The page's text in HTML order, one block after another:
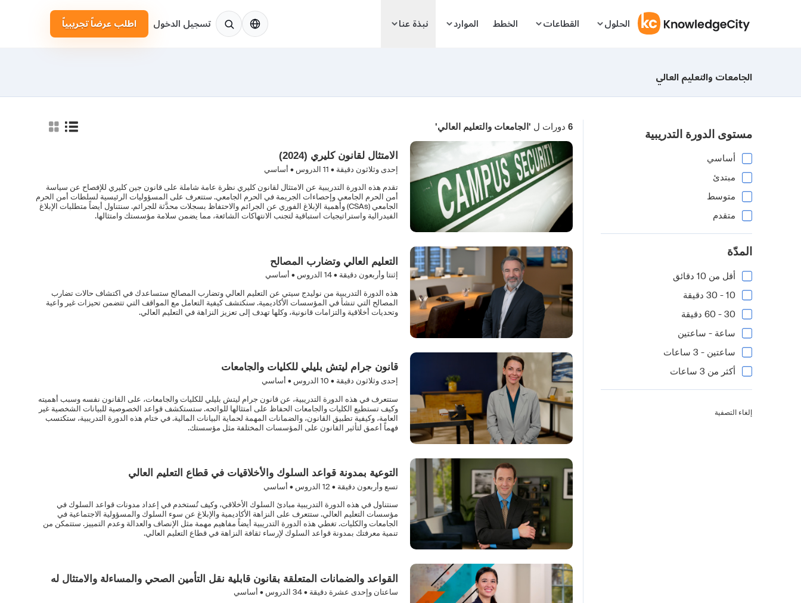
الحلول القطاعات الخطط الموارد نبذة عنا الإنجليزية تسجيل الدخول اطلب عرضاً تجريبياً
الجامعات والتعليم العالي
مستوى الدورة التدريبية
أساسي
مبتدئ
متوسط
متقدم
المدّة
أقل من 10 دقائق
10 - 30 دقيقة
30 - 60 دقيقة
ساعة - ساعتين
ساعتين - 3 ساعات
أكثر من 3 ساعات
إلغاء التصفية
6 دورات ل 'الجامعات والتعليم العالي'
الامتثال لقانون كليري (2024)
إحدى وثلاثون دقيقة • 11الدروس • أساسي
تقدم هذه الدورة التدريبية عن الامتثال لقانون كليري نظرة عامة شاملة على قانون جين كليري للإفصاح عن سياسة
أمن الحرم الجامعي وإحصاءات الجريمة في الحرم الجامعي. ستتعرف على المسؤوليات الرئيسية لسلطات أمن الحرم
الجامعي (CSAs) وأهمية الإبلاغ الفوري عن الجرائم والاحتفاظ بسجلات محدَّثة للجرائم. سنتناول أيضاً متطلبات الإبلاغ
الفيدرالية واستراتيجيات استباقية لتجنب الانتهاكات الشائعة، مما يضمن سلامة مؤسستك وامتثالها.
التعليم العالي وتضارب المصالح
إثنتا وأربعون دقيقة •14الدروس • أساسي
هذه الدورة التدريبية من نوليدج سيتي عن التعليم العالي وتضارب المصالح ستساعدك في اكتشاف حالات تضارب
المصالح التي تنشأ في المؤسسات الأكاديمية. سنكتشف كيفية التعامل مع المواقف التي تتضمن تحيزات غير واعية
وتحديات أخلاقية والتزامات قانونية، وكلها تهدف إلى تعزيز النزاهة في التعليم العالي.
قانون جرام ليتش بليلي للكليات والجامعات
إحدى وثلاثون دقيقة • 10الدروس • أساسي
ستتعرف في هذه الدورة التدريبية، عن قانون جرام ليتش بليلي للكليات والجامعات، على القانون نفسه وسبب أهميته
وكيف تستطيع الكليات والجامعات الحفاظ على امتثالها للوائحه. ستستكشف قواعد الخصوصية للبيانات الشخصية غير
العامة، وكيفية تطبيق القانون، والضمانات المهمة لحماية البيانات المالية. في ختام هذه الدورة التدريبية، ستكتسب
فهماً أعمق لتأثير القانون على المؤسسات المختلفة مثل مؤسستك.
التوعية بمدونة قواعد السلوك والأخلاقيات في قطاع التعليم العالي
تسع وأربعون دقيقة •12الدروس • أساسي
سنتناول في هذه الدورة التدريبية مبادئ السلوك الأخلاقي، وكيف تُستخدم في إعداد مدونات قواعد السلوك في
مؤسسات التعليم العالي. ستتعرف على النزاهة الأكاديمية والإبلاغ عن سوء السلوك والمسؤولية الاجتماعية في
الجامعات والكليات. تغطي هذه الدورة التدريبية أيضاً مفاهيم مهمة مثل الإنصاف والعدالة وعدم التمييز. ستتمكن من
تنمية معرفتك بمدونة قواعد السلوك لإرساء ثقافة النزاهة في قطاع التعليم العالي.
القواعد والضمانات المتعلقة بقانون قابلية نقل التأمين الصحي والمساءلة والامتثال له
ساعتان وإحدى عشرة دقيقة •34الدروس • أساسي